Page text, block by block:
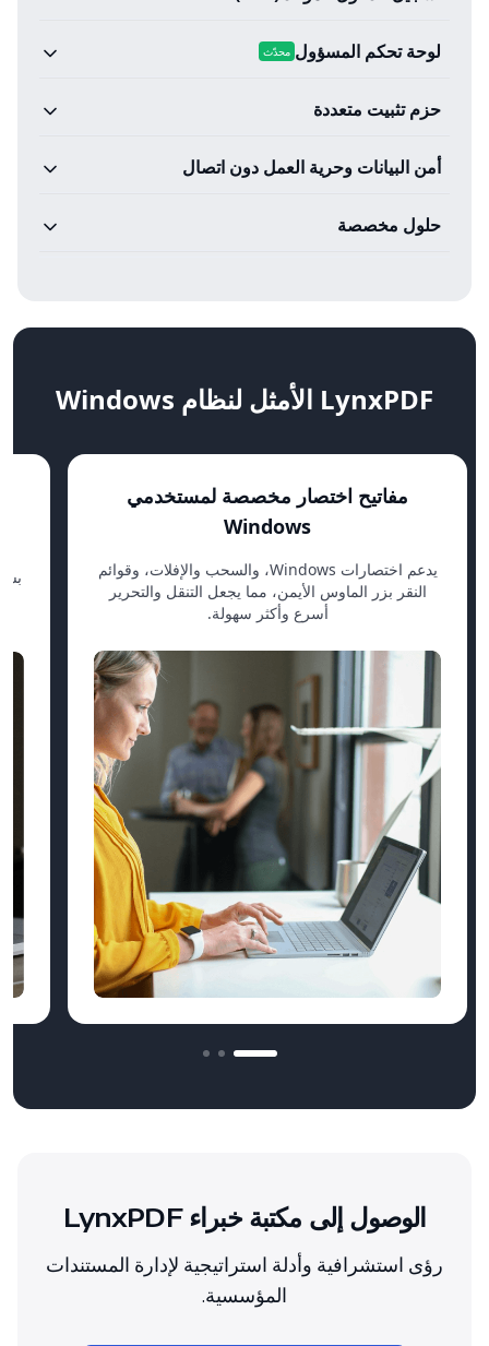
لوحة تحكم المسؤول محدّث
حزم تثبيت متعددة
أمن البيانات وحرية العمل دون اتصال
حلول مخصصة
LynxPDF الأمثل لنظام Windows
مفاتيح اختصار مخصصة لمستخدمي
Windows
يدعم اختصارات Windows، والسحب والإفلات، وقوائم
النقر بزر الماوس الأيمن، مما يجعل التنقل والتحرير
أسرع وأكثر سهولة.
الوصول إلى مكتبة خبراء LynxPDF
رؤى استشرافية وأدلة استراتيجية لإدارة المستندات
المؤسسية.